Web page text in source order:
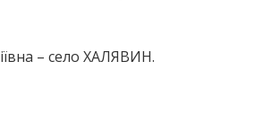
– село ХАЛЯВИН.